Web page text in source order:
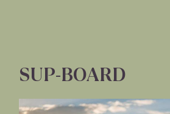
SUP-BOARD